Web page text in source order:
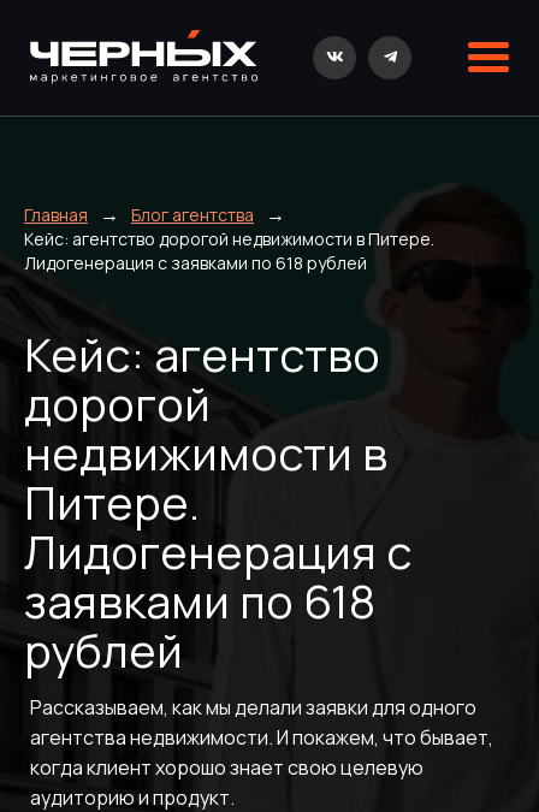
Главная → Блог агентства →
Кейс: агентство дорогой недвижимости в Питере.
Лидогенерация с заявками по 618 рублей
Кейс: агентство
дорогой
недвижимости в
Питере.
Лидогенерация с
заявками по 618
рублей
Рассказываем, как мы делали заявки для одного
агентства недвижимости. И покажем, что бывает,
когда клиент хорошо знает свою целевую
аудиторию и продукт.